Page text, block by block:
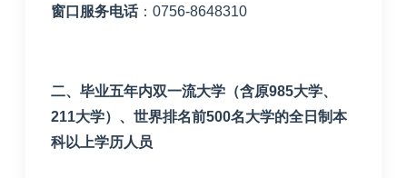
窗口服务电话： 0756-8648310
二、毕业五年内双一流大学（含原985大学、
211大学）、世界排名前500名大学的全日制本
科以上学历人员